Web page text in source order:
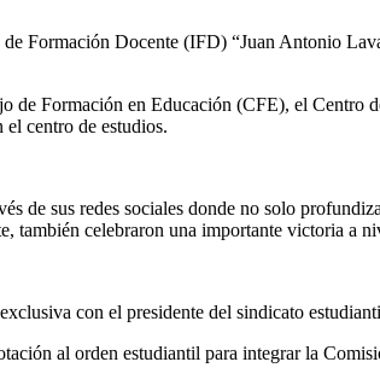
Formación Docente (IFD) “Juan Antonio
de Formación en Educación (CFE), el
el centro de estudios.
de sus redes sociales donde no solo
celebraron una importante victoria a
con el presidente del sindicato
al orden estudiantil para integrar la